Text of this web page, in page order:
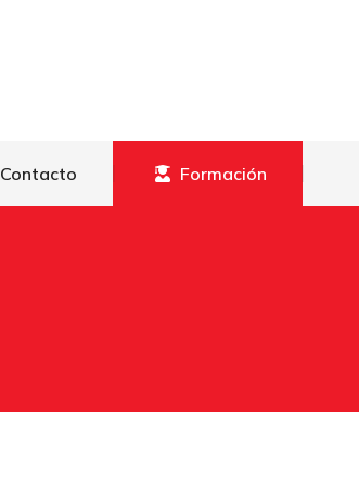
Contacto Formación